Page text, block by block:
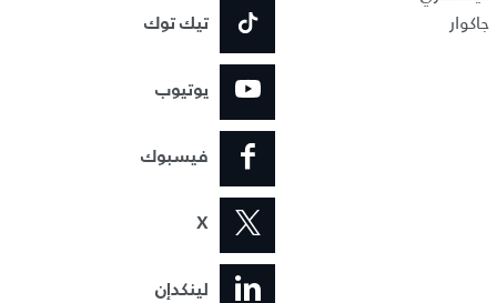
جاكوار
تيك توك
يوتيوب
فيسبوك
X
لينكدإن